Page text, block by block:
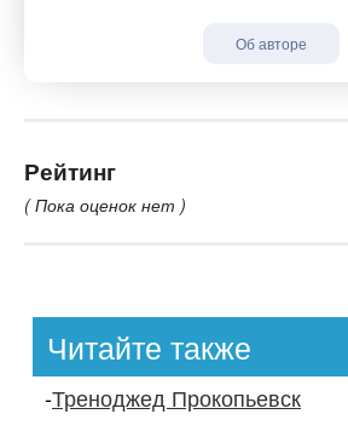
Об авторе
Рейтинг
( Пока оценок нет )
Читайте также
-Треноджед Прокопьевск